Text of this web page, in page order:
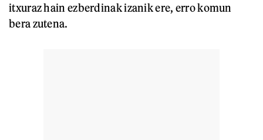
itxuraz hain ezberdinak izanik ere, erro komun
bera zutena.